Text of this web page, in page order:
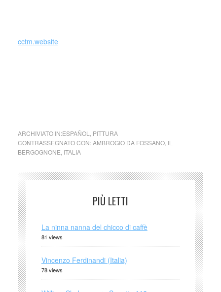
cctm.website
ARCHIVIATO IN:ESPAÑOL, PITTURA
CONTRASSEGNATO CON:AMBROGIO DA FOSSANO, IL
BERGOGNONE, ITALIA
PIÙ LETTI
La ninna nanna del chicco di caffè
81 views
Vincenzo Ferdinandi (Italia)
78 views